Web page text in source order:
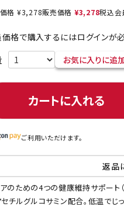
ネコ
格 ¥3,278販売価格 ¥3,278税込会
格で購入するにはログインが必
お気に入りに追
カートに入れる
ご利用いただけます。
返品
のための4つの健康維持サポート（
チルグルコサミン配合。低温でじ